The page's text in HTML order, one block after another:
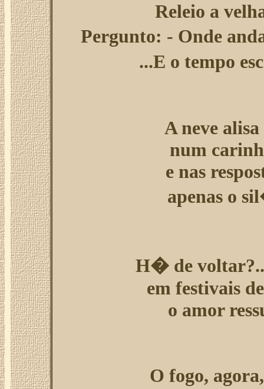
Releio a
Pergunto: - Onde
...E o tempo
A neve
num
e nas
apenas o
H� de
em festivais
o amor
O fogo,